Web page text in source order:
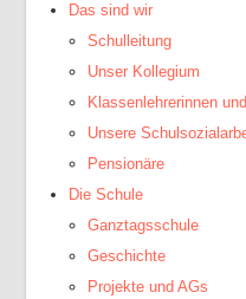
Das sind wir
Schulleitung
Unser Kollegium
Klassenlehrerinnen
Unsere
Pensionäre
Die Schule
Ganztagsschule
Geschichte
Projekte und AGs